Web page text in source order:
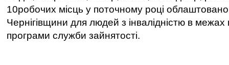
10робочих місць у поточному році
Чернігівщини для людей з інвалідністю в межах
програми служби зайнятості.